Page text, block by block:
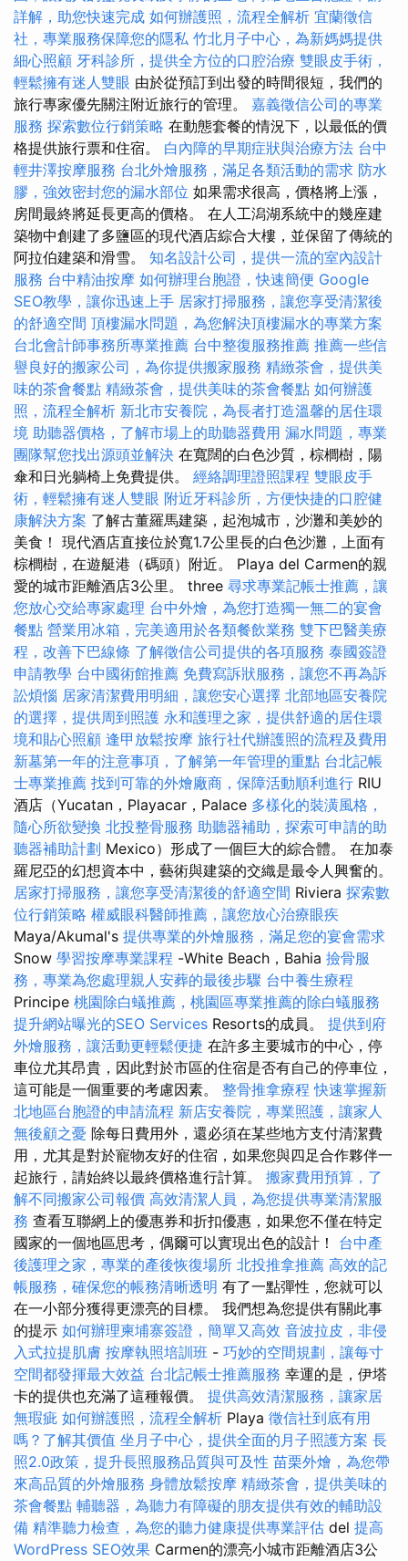
詳解，助您快速完成 如何辦護照，流程全解析 宜蘭徵信
社，專業服務保障您的隱私 竹北月子中心，為新媽媽提供
細心照顧 牙科診所，提供全方位的口腔治療 雙眼皮手術，
輕鬆擁有迷人雙眼 由於從預訂到出發的時間很短，我們的
旅行專家優先關注附近旅行的管理。 嘉義徵信公司的專業
服務 探索數位行銷策略 在動態套餐的情況下，以最低的價
格提供旅行票和住宿。 白內障的早期症狀與治療方法 台中
輕井澤按摩服務 台北外燴服務，滿足各類活動的需求 防水
膠，強效密封您的漏水部位 如果需求很高，價格將上漲，
房間最終將延長更高的價格。 在人工潟湖系統中的幾座建
築物中創建了多鹽區的現代酒店綜合大樓，並保留了傳統的
阿拉伯建築和滑雪。 知名設計公司，提供一流的室內設計
服務 台中精油按摩 如何辦理台胞證，快速簡便 Google
SEO教學，讓你迅速上手 居家打掃服務，讓您享受清潔後
的舒適空間 頂樓漏水問題，為您解決頂樓漏水的專業方案
台北會計師事務所專業推薦 台中整復服務推薦 推薦一些信
譽良好的搬家公司，為你提供搬家服務 精緻茶會，提供美
味的茶會餐點 精緻茶會，提供美味的茶會餐點 如何辦護
照，流程全解析 新北市安養院，為長者打造溫馨的居住環
境 助聽器價格，了解市場上的助聽器費用 漏水問題，專業
團隊幫您找出源頭並解決 在寬闊的白色沙質，棕櫚樹，陽
傘和日光躺椅上免費提供。 經絡調理證照課程 雙眼皮手
術，輕鬆擁有迷人雙眼 附近牙科診所，方便快捷的口腔健
康解決方案 了解古董羅馬建築，起泡城市，沙灘和美妙的
美食！ 現代酒店直接位於寬1.7公里長的白色沙灘，上面有
棕櫚樹，在遊艇港（碼頭）附近。 Playa del Carmen的親
愛的城市距離酒店3公里。 three 尋求專業記帳士推薦，讓
您放心交給專家處理 台中外燴，為您打造獨一無二的宴會
餐點 營業用冰箱，完美適用於各類餐飲業務 雙下巴醫美療
程，改善下巴線條 了解徵信公司提供的各項服務 泰國簽證
申請教學 台中國術館推薦 免費寫訴狀服務，讓您不再為訴
訟煩惱 居家清潔費用明細，讓您安心選擇 北部地區安養院
的選擇，提供周到照護 永和護理之家，提供舒適的居住環
境和貼心照顧 逢甲放鬆按摩 旅行社代辦護照的流程及費用
新墓第一年的注意事項，了解第一年管理的重點 台北記帳
士專業推薦 找到可靠的外燴廠商，保障活動順利進行 RIU
酒店（Yucatan，Playacar，Palace 多樣化的裝潢風格，
隨心所欲變換 北投整骨服務 助聽器補助，探索可申請的助
聽器補助計劃 Mexico）形成了一個巨大的綜合體。 在加泰
羅尼亞的幻想資本中，藝術與建築的交織是最令人興奮的。
居家打掃服務，讓您享受清潔後的舒適空間 Riviera 探索數
位行銷策略 權威眼科醫師推薦，讓您放心治療眼疾
Maya/Akumal's 提供專業的外燴服務，滿足您的宴會需求
Snow 學習按摩專業課程 -White Beach，Bahia 撿骨服
務，專業為您處理親人安葬的最後步驟 台中養生療程
Principe 桃園除白蟻推薦，桃園區專業推薦的除白蟻服務
提升網站曝光的SEO Services Resorts的成員。 提供到府
外燴服務，讓活動更輕鬆便捷 在許多主要城市的中心，停
車位尤其昂貴，因此對於市區的住宿是否有自己的停車位，
這可能是一個重要的考慮因素。 整骨推拿療程 快速掌握新
北地區台胞證的申請流程 新店安養院，專業照護，讓家人
無後顧之憂 除每日費用外，還必須在某些地方支付清潔費
用，尤其是對於寵物友好的住宿，如果您與四足合作夥伴一
起旅行，請始終以最終價格進行計算。 搬家費用預算，了
解不同搬家公司報價 高效清潔人員，為您提供專業清潔服
務 查看互聯網上的優惠券和折扣優惠，如果您不僅在特定
國家的一個地區思考，偶爾可以實現出色的設計！ 台中產
後護理之家，專業的產後恢復場所 北投推拿推薦 高效的記
帳服務，確保您的帳務清晰透明 有了一點彈性，您就可以
在一小部分獲得更漂亮的目標。 我們想為您提供有關此事
的提示 如何辦理柬埔寨簽證，簡單又高效 音波拉皮，非侵
入式拉提肌膚 按摩執照培訓班 - 巧妙的空間規劃，讓每寸
空間都發揮最大效益 台北記帳士推薦服務 幸運的是，伊塔
卡的提供也充滿了這種報價。 提供高效清潔服務，讓家居
無瑕疵 如何辦護照，流程全解析 Playa 徵信社到底有用
嗎？了解其價值 坐月子中心，提供全面的月子照護方案 長
照2.0政策，提升長照服務品質與可及性 苗栗外燴，為您帶
來高品質的外燴服務 身體放鬆按摩 精緻茶會，提供美味的
茶會餐點 輔聽器，為聽力有障礙的朋友提供有效的輔助設
備 精準聽力檢查，為您的聽力健康提供專業評估 del 提高
WordPress SEO效果 Carmen的漂亮小城市距離酒店3公